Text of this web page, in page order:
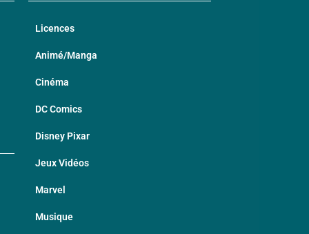
Licences
Animé/Manga
Cinéma
DC Comics
Disney Pixar
Jeux Vidéos
Marvel
Musique